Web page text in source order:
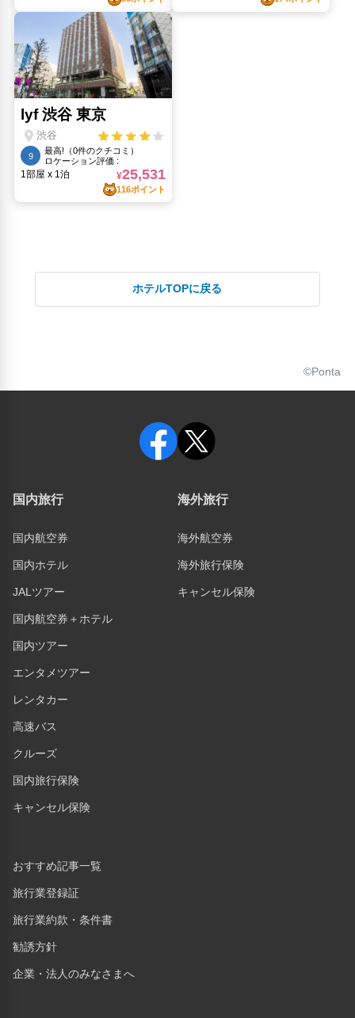
ホテルTOPに戻る
©Ponta
国内旅行
国内航空券
国内ホテル
JALツアー
国内航空券＋ホテル
国内ツアー
エンタメツアー
レンタカー
高速バス
クルーズ
国内旅行保険
キャンセル保険
海外旅行
海外航空券
海外旅行保険
キャンセル保険
おすすめ記事一覧
旅行業登録証
旅行業約款・条件書
勧誘方針
企業・法人のみなさまへ